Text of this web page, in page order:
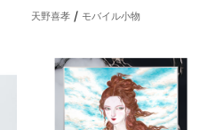
天野喜孝 モバイル小物